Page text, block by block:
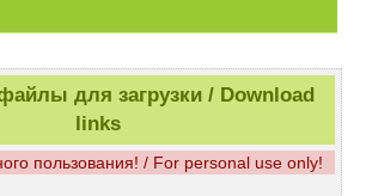
для загрузки / Download
links
пользования! / For personal use only!